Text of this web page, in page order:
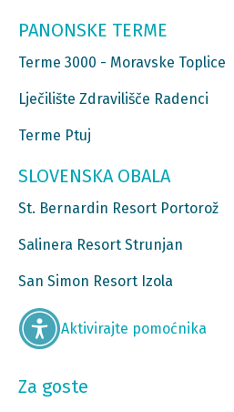
PANONSKE TERME
Terme 3000 - Moravske Toplice
Lječilište Zdravilišče Radenci
Terme Ptuj
SLOVENSKA OBALA
St. Bernardin Resort Portorož
Salinera Resort Strunjan
San Simon Resort Izola
Aktivirajte pomoćnika
Za goste